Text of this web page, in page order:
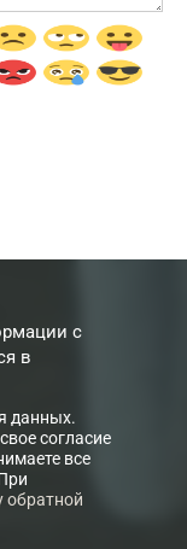
с
в
данных.
согласие
все
обратной